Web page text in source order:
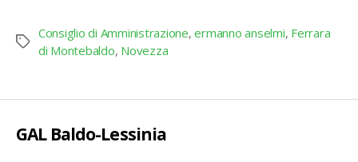
Tag
Consiglio di Amministrazione,ermanno anselmi, Ferrara
di Montebaldo, Novezza
GAL Baldo-Lessinia